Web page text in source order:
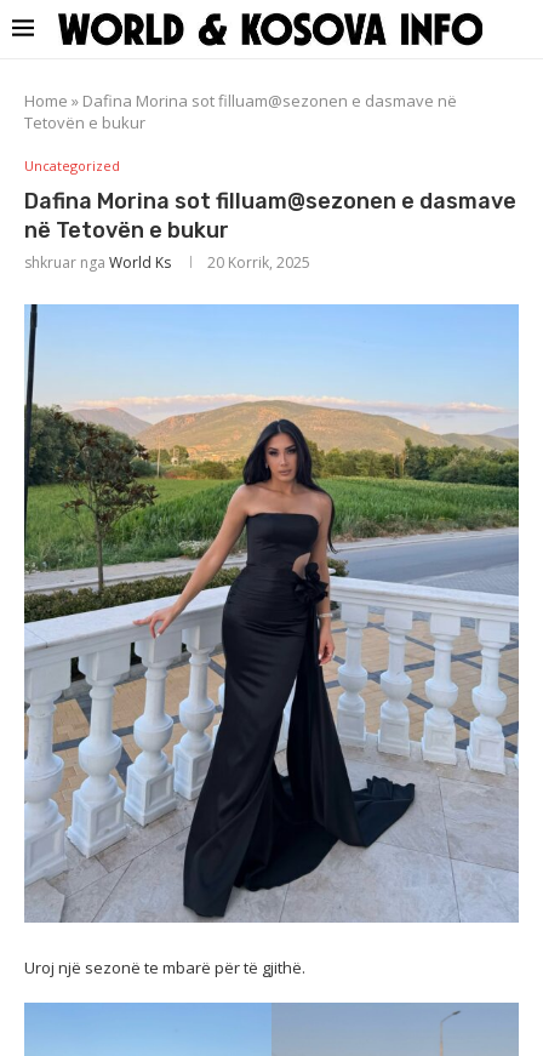
Home » Dafina Morina sot filluam@sezonen e dasmave në
Tetovën e bukur
Uncategorized
Dafina Morina sot filluam@sezonen e dasmave
në Tetovën e bukur
shkruar nga World Ks 20 Korrik, 2025
Uroj një sezonë te mbarë për të gjithë.